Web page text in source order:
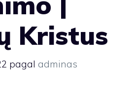
Kristus
pagal adminas